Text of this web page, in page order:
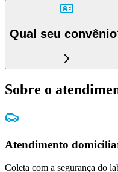
Qual seu
Sobre o
Atendimento
Coleta com a segurança do